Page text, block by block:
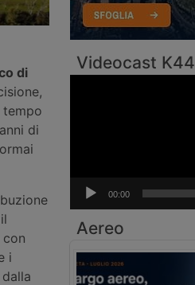
di
di
i
Videocast K44
00:00
Aereo